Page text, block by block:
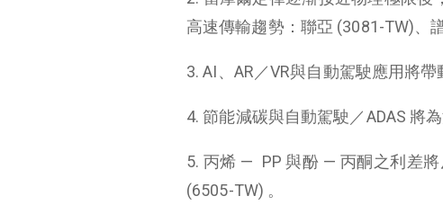
高速傳輸趨勢：聯亞 (3081-TW)、
3. AI、AR／VR與自動駕駛應用將
4. 節能減碳與自動駕駛／ADAS 將
5. 丙烯 — PP 與酚 — 丙酮之利差
(6505-TW) 。